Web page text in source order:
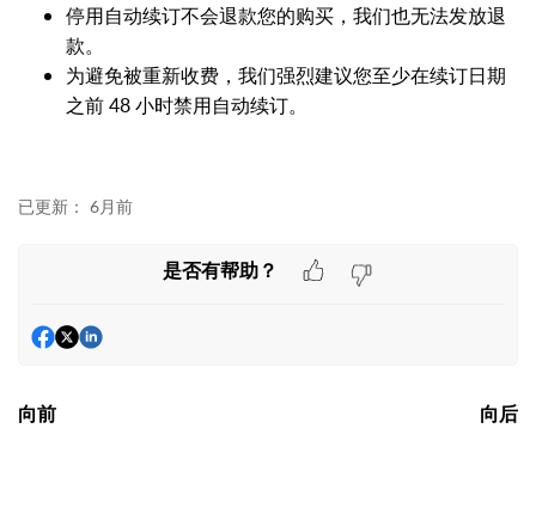
停用自动续订不会退款您的购买，我们也无法发放退
款。
为避免被重新收费，我们强烈建议您至少在续订日期
之前 48 小时禁用自动续订。
已更新： 6月前
是否有帮助？
向前 向后